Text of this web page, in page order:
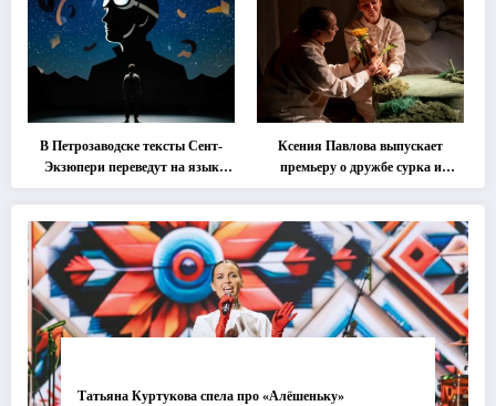
«Монокль»
В Петрозаводске тексты Сент-
Экзюпери переведут на язык
современной хореографии
Ксения Павлова выпускает
премьеру о дружбе сурка и
одуванчика
Татьяна Куртукова спела про «Алёшеньку»